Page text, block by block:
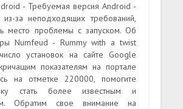
- Требуемая версия Android -
за неподходящих требований,
место проблемы с запуском. Об
Numfeud - Rummy with a twist
установок на сайте Google
показателям на портале
на отметке 220000, помогите
стать более известным и
Обратим свое внимание на